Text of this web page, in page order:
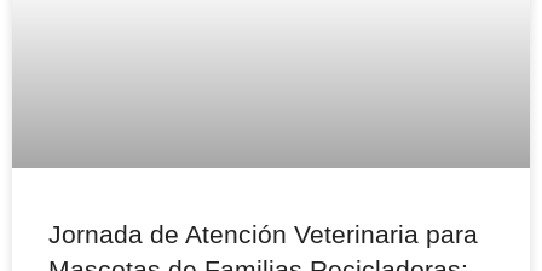
Jornada de Atención Veterinaria para